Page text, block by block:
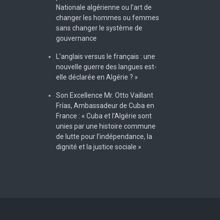
Nationale algérienne ou l’art de
changer les hommes ou femmes
sans changer le système de
gouvernance
L’anglais versus le français : une
nouvelle guerre des langues est-
elle déclarée en Algérie ? »
Son Excellence Mr. Otto Vaillant
Frías, Ambassadeur de Cuba en
France : « Cuba et l’Algérie sont
unies par une histoire commune
de lutte pour l’indépendance, la
dignité et la justice sociale »